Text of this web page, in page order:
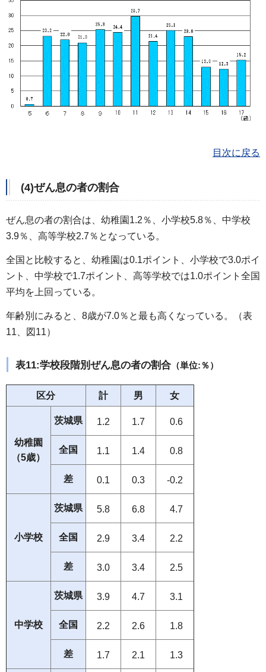
目次に戻る
(4)ぜん息の者の割合
ぜん息の者の割合は、幼稚園1.2％、小学校5.8％、中学校
3.9％、高等学校2.7％となっている。
全国と比較すると、幼稚園は0.1ポイント、小学校で3.0ポイ
ント、中学校で1.7ポイント、高等学校では1.0ポイント全国
平均を上回っている。
年齢別にみると、8歳が7.0％と最も高くなっている。（表
11、図11）
表11:学校段階別ぜん息の者の割合 （単位:％）
区分 計 男 女
幼稚園
（5歳）
茨城県 1.2 1.7 0.6
全国 1.1 1.4 0.8
差 0.1 0.3 -0.2
小学校
茨城県 5.8 6.8 4.7
全国 2.9 3.4 2.2
差 3.0 3.4 2.5
中学校
茨城県 3.9 4.7 3.1
全国 2.2 2.6 1.8
差 1.7 2.1 1.3